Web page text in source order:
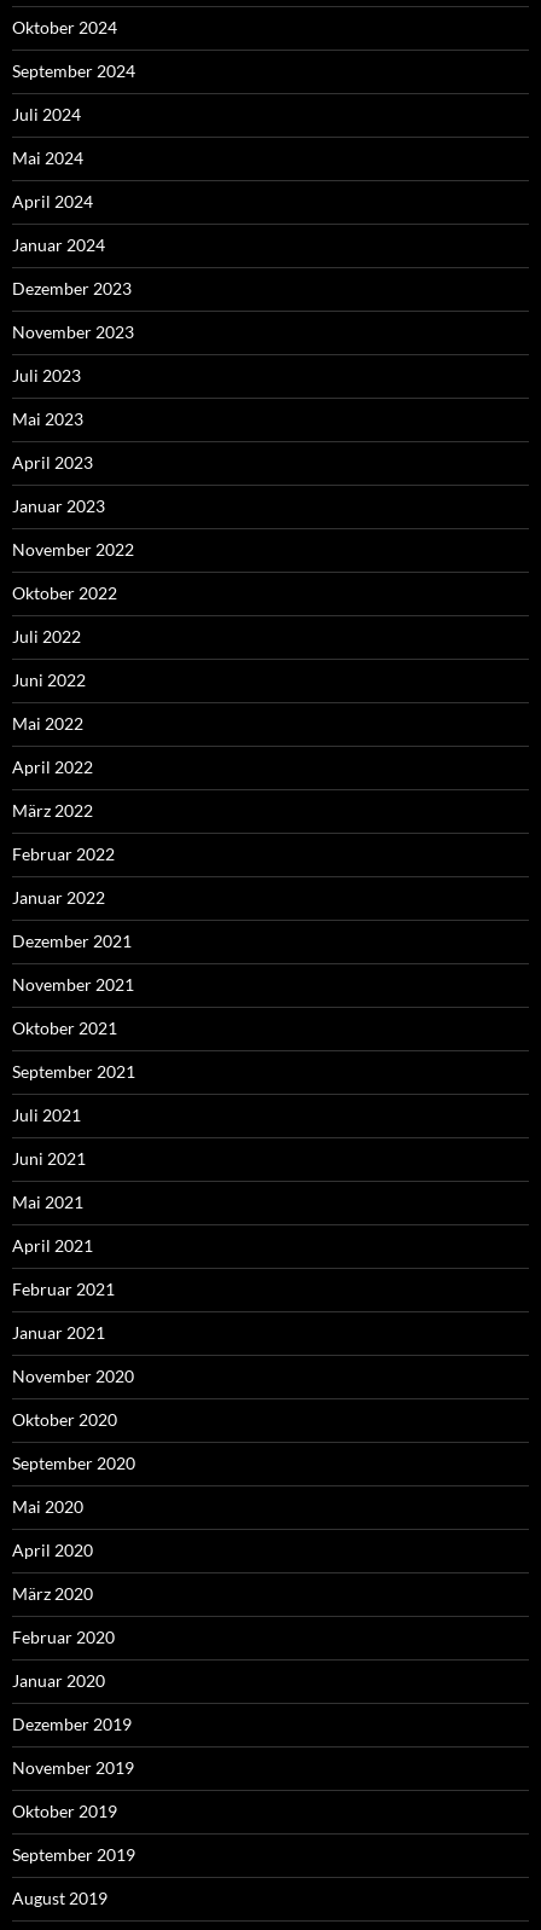
Oktober 2024
September 2024
Juli 2024
Mai 2024
April 2024
Januar 2024
Dezember 2023
November 2023
Juli 2023
Mai 2023
April 2023
Januar 2023
November 2022
Oktober 2022
Juli 2022
Juni 2022
Mai 2022
April 2022
März 2022
Februar 2022
Januar 2022
Dezember 2021
November 2021
Oktober 2021
September 2021
Juli 2021
Juni 2021
Mai 2021
April 2021
Februar 2021
Januar 2021
November 2020
Oktober 2020
September 2020
Mai 2020
April 2020
März 2020
Februar 2020
Januar 2020
Dezember 2019
November 2019
Oktober 2019
September 2019
August 2019